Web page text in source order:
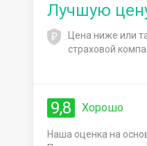
Лучшую
Цена ниже или
страховой
9,8 Хорошо
Наша оценка на